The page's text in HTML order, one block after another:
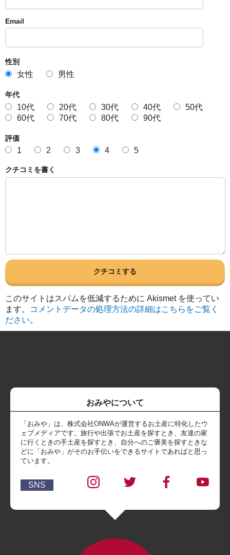
Email
性別
女性 男性
年代
10代 20代 30代 40代
50代
60代
70代 80代 90代
評価
1 2 3 4 5
クチコミを書く
このサイトはスパムを低減するために Akismet を使ってい
ます。
コメントデータの処理方法の詳細はこちらをご覧く
ださい。
おみやについて
「おみや」は、株式会社ONWAが運営するお土産に特化したウ
ェブメディアです。旅行や出張でお土産を探すとき、友達の家
に行くときの手土産を探すとき、自分へのご褒美を探すときな
どに「おみや」がそのお手伝いをできるサイトであればと思っ
ています。
SNS